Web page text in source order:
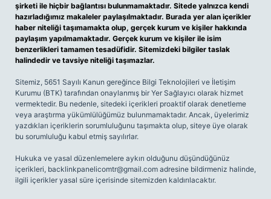
şirketi ile hiçbir bağlantısı bulunmamaktadır. Sitede yalnızca kendi
hazırladığımız makaleler paylaşılmaktadır. Burada yer alan içerikler
haber niteliği taşımamakta olup, gerçek kurum ve kişiler hakkında
paylaşım yapılmamaktadır. Gerçek kurum ve kişiler ile isim
benzerlikleri tamamen tesadüfidir. Sitemizdeki bilgiler taslak
halindedir ve tavsiye niteliği taşımazlar.
Sitemiz, 5651 Sayılı Kanun gereğince Bilgi Teknolojileri ve İletişim
Kurumu (BTK) tarafından onaylanmış bir Yer Sağlayıcı olarak hizmet
vermektedir. Bu nedenle, sitedeki içerikleri proaktif olarak denetleme
veya araştırma yükümlülüğümüz bulunmamaktadır. Ancak, üyelerimiz
yazdıkları içeriklerin sorumluluğunu taşımakta olup, siteye üye olarak
bu sorumluluğu kabul etmiş sayılırlar.
Hukuka ve yasal düzenlemelere aykırı olduğunu düşündüğünüz
içerikleri, backlinkpanelicomtr@gmail.com adresine bildirmeniz halinde,
ilgili içerikler yasal süre içerisinde sitemizden kaldırılacaktır.